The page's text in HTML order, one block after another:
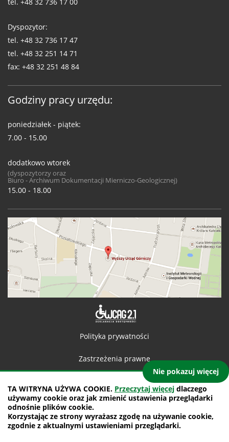
TA WITRYNA UŻYWA COOKIE. Przeczytaj więcej dlaczego
używamy cookie oraz jak zmienić ustawienia przeglądarki
odnośnie plików cookie.
Korzystając ze strony wyrażasz zgodę na używanie cookie,
zgodnie z aktualnymi ustawieniami przeglądarki.
Nie pokazuj więcej
Dyspozytor:
tel. +48 32 736 17 47
tel. +48 32 251 14 71
fax: +48 32 251 48 84
Godziny pracy urzędu:
poniedziałek - piątek:
7.00 - 15.00
dodatkowo wtorek
(dyspozytorzy oraz
Biuro - Archiwum Dokumentacji Mierniczo-Geologicznej)
15.00 - 18.00
Polityka prywatności
Zastrzeżenia prawne
Mapa witryny
projekt: IntraCOM.pl